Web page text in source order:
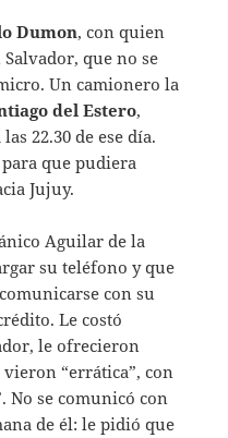
Dumon, con quien
que no se
Un camionero la
del Estero,
22.30 de ese día.
que pudiera
Jujuy.
Aguilar de la
su teléfono y que
con su
Le costó
le ofrecieron
“errática”, con
No se comunicó con
de él: le pidió que